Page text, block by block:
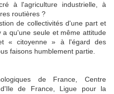
à l'agriculture industrielle, à
routières ?
de collectivités d'une part et
qu'une seule et même attitude
« citoyenne » à l'égard des
faisons humblement partie.
de France, Centre
de France, Ligue pour la